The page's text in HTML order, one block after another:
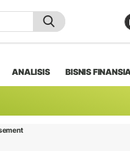
ANALISIS BISNIS